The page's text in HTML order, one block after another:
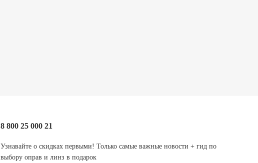
8 800 25 000 21
Узнавайте о скидках первыми! Только самые важные новости + гид по
выбору оправ и линз в подарок